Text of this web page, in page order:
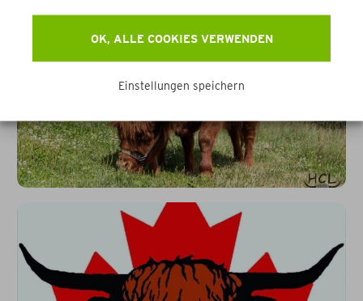
OK, ALLE COOKIES VERWENDEN
Einstellungen speichern